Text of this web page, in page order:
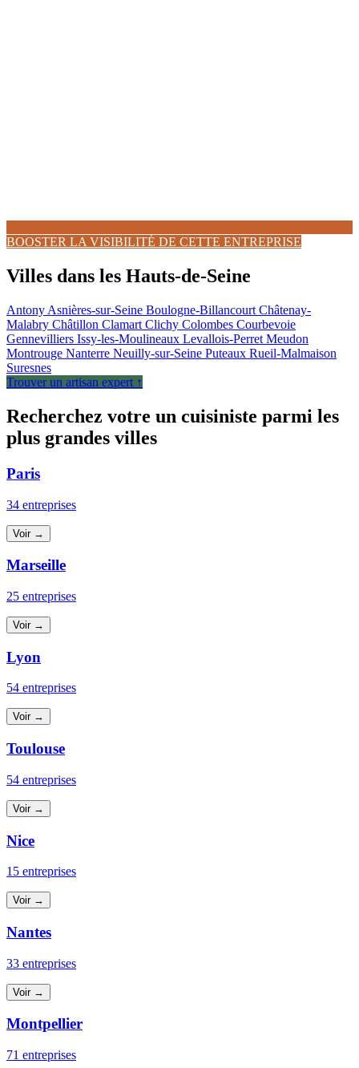
BOOSTER LA VISIBILITÉ DE CETTE ENTREPRISE
Villes dans les Hauts-de-Seine
Antony Asnières-sur-Seine Boulogne-Billancourt Châtenay-
Malabry Châtillon Clamart Clichy Colombes Courbevoie
Gennevilliers Issy-les-Moulineaux Levallois-Perret Meudon
Montrouge Nanterre Neuilly-sur-Seine Puteaux Rueil-Malmaison
Suresnes
Trouver un artisan expert ↑
Recherchez votre un cuisiniste parmi les
plus grandes villes
Paris
34 entreprises
Voir →
Marseille
25 entreprises
Voir →
Lyon
54 entreprises
Voir →
Toulouse
54 entreprises
Voir →
Nice
15 entreprises
Voir →
Nantes
33 entreprises
Voir →
Montpellier
71 entreprises